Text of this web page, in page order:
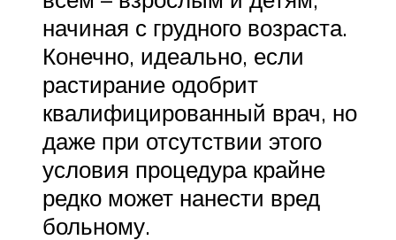
начиная с грудного возраста.
Конечно, идеально, если
растирание одобрит
квалифицированный врач, но
даже при отсутствии этого
условия процедура крайне
редко может нанести вред
больному.